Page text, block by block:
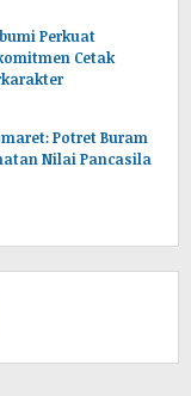
Perkuat
Cetak
Potret Buram
Nilai Pancasila